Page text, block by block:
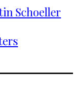
Schoeller